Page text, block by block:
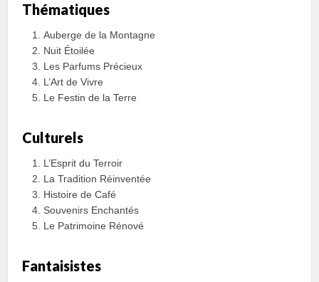
Thématiques
Auberge de la Montagne
Nuit Étoilée
Les Parfums Précieux
L’Art de Vivre
Le Festin de la Terre
Culturels
L’Esprit du Terroir
La Tradition Réinventée
Histoire de Café
Souvenirs Enchantés
Le Patrimoine Rénové
Fantaisistes